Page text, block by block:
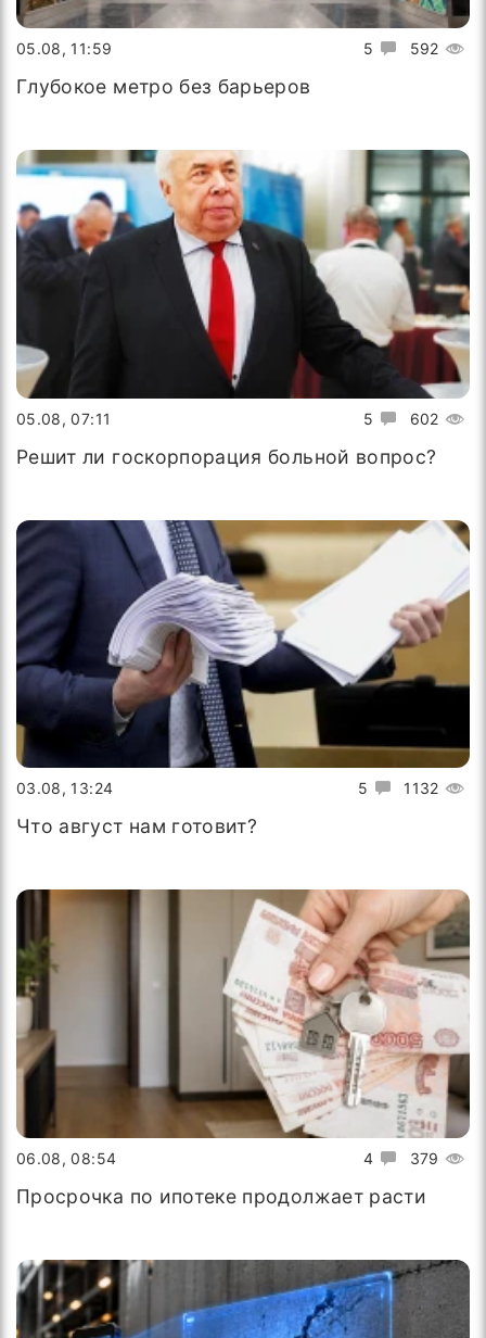
5 592
05.08, 11:59
Глубокое метро без барьеров
5 602
05.08, 07:11
Решит ли госкорпорация больной вопрос?
5 1132
03.08, 13:24
Что август нам готовит?
4 379
06.08, 08:54
Просрочка по ипотеке продолжает расти